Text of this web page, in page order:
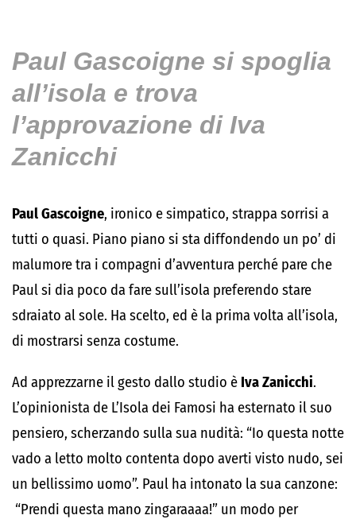
Paul Gascoigne si spoglia
all’isola e trova
l’approvazione di Iva
Zanicchi
Paul Gascoigne, ironico e simpatico, strappa sorrisi a
tutti o quasi. Piano piano si sta diffondendo un po’ di
malumore tra i compagni d’avventura perché pare che
Paul si dia poco da fare sull’isola preferendo stare
sdraiato al sole. Ha scelto, ed è la prima volta all’isola,
di mostrarsi senza costume.
Ad apprezzarne il gesto dallo studio è Iva Zanicchi.
L’opinionista de L’Isola dei Famosi ha esternato il suo
pensiero, scherzando sulla sua nudità: “Io questa notte
vado a letto molto contenta dopo averti visto nudo, sei
un bellissimo uomo”. Paul ha intonato la sua canzone:
“Prendi questa mano zingaraaaa!” un modo per